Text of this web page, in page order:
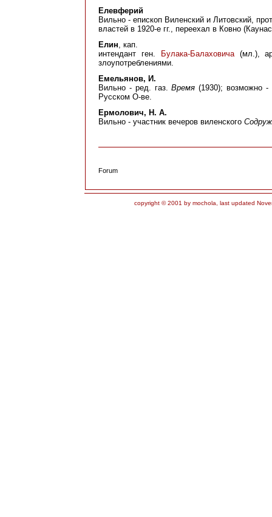
Елевферий
Вильно - епископ Виленский и Литовский,
властей в 1920-е гг., переехал в Ковно
Елин, кап.
интендант ген.
Булака-Балаховича(мл.),
злоупотреблениями.
Емельянов, И.
Вильно - ред. газ.Время (1930); возможно
Русском О-ве.
Ермолович, Н. А.
Вильно - участник вечеров виленского
Forum
copyright © 2001 by mochola, last updated